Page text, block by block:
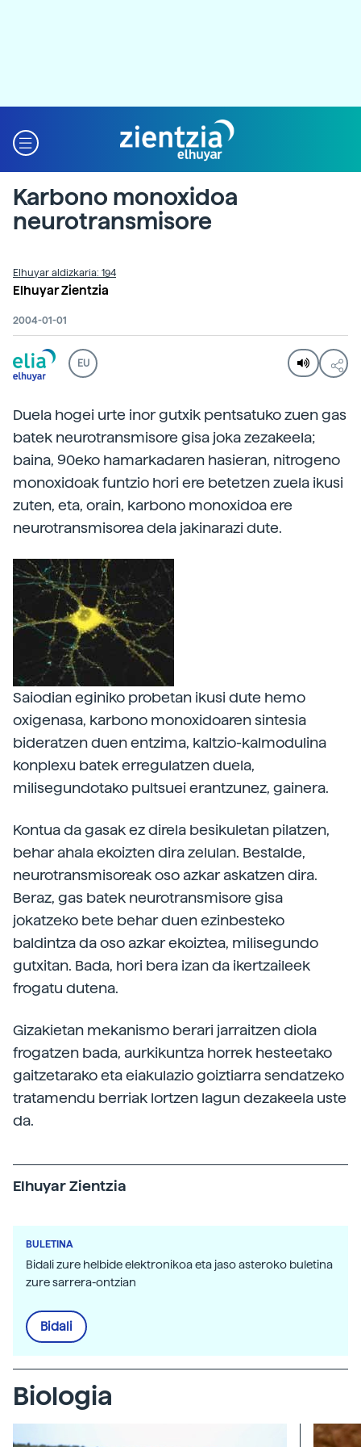
Karbono monoxidoa
neurotransmisore
Elhuyar aldizkaria: 194
Elhuyar Zientzia
2004-01-01
EU
Duela hogei urte inor gutxik pentsatuko zuen gas
batek neurotransmisore gisa joka zezakeela;
baina, 90eko hamarkadaren hasieran, nitrogeno
monoxidoak funtzio hori ere betetzen zuela ikusi
zuten, eta, orain, karbono monoxidoa ere
neurotransmisorea dela jakinarazi dute.
Saiodian eginiko probetan ikusi dute hemo
oxigenasa, karbono monoxidoaren sintesia
bideratzen duen entzima, kaltzio-kalmodulina
konplexu batek erregulatzen duela,
milisegundotako pultsuei erantzunez, gainera.
Kontua da gasak ez direla besikuletan pilatzen,
behar ahala ekoizten dira zelulan. Bestalde,
neurotransmisoreak oso azkar askatzen dira.
Beraz, gas batek neurotransmisore gisa
jokatzeko bete behar duen ezinbesteko
baldintza da oso azkar ekoiztea, milisegundo
gutxitan. Bada, hori bera izan da ikertzaileek
frogatu dutena.
Gizakietan mekanismo berari jarraitzen diola
frogatzen bada, aurkikuntza horrek hesteetako
gaitzetarako eta eiakulazio goiztiarra sendatzeko
tratamendu berriak lortzen lagun dezakeela uste
da.
Elhuyar Zientzia
BULETINA
Bidali zure helbide elektronikoa eta jaso asteroko buletina
zure sarrera-ontzian
Bidali
Biologia